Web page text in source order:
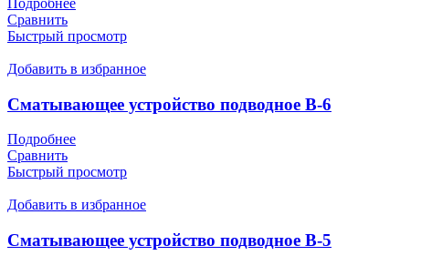
Подробнее
Сравнить
Быстрый просмотр
Добавить в избранное
Сматывающее устройство подводное B-6
Подробнее
Сравнить
Быстрый просмотр
Добавить в избранное
Сматывающее устройство подводное B-5